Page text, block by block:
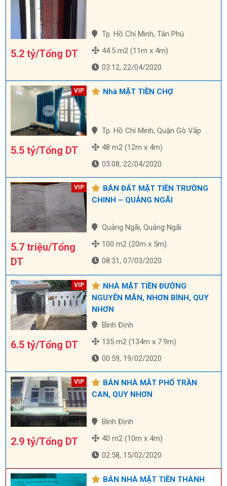
5.2 tỷ/Tổng DT
Tp. Hồ Chí Minh, Tân Phú
44.5 m2 (11m x 4m)
03:12, 22/04/2020
5.5 tỷ/Tổng DT
Nhà MẶT TIỀN CHỢ
Tp. Hồ Chí Minh, Quận Gò Vấp
48 m2 (12m x 4m)
03:08, 22/04/2020
5.7 triệu/Tổng
DT
BÁN ĐẤT MẶT TIỀN TRƯỜNG
CHINH – QUẢNG NGÃI
Quảng Ngãi, Quảng Ngãi
100 m2 (20m x 5m)
08:31, 07/03/2020
6.5 tỷ/Tổng DT
NHÀ MẶT TIỀN ĐƯỜNG
NGUYỄN MÂN, NHƠN BÌNH, QUY
NHƠN
Bình Định
135 m2 (134m x 7.9m)
00:59, 19/02/2020
2.9 tỷ/Tổng DT
BÁN NHÀ MĂT PHỐ TRẦN
CAN, QUY NHƠN
Bình Định
40 m2 (10m x 4m)
02:58, 15/02/2020
BÁN NHÀ MẶT TIỀN THÀNH